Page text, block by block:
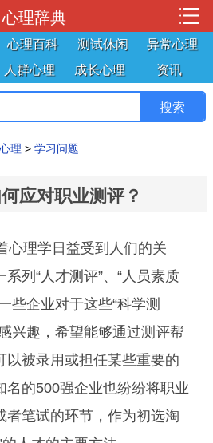
心理辞典
心理百科 测试休闲
异常心理
人群心理 成长心理 资讯
理 > 学习问题
应对职业测评？
理学日益受到人们的关
列“人才测评”、“人员素质
些企业对于这些“科学测
兴趣，希望能够通过测评帮
以被录用或担任某些重要的
名的500强企业也纷纷将职业
者笔试的环节，作为初选淘